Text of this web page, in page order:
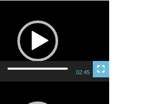
02:45